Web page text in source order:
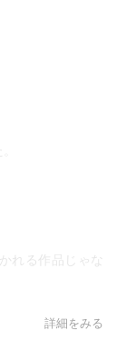
れる作品じゃな
詳細をみる